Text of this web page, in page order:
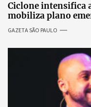
Ciclone intensifica
mobiliza plano
impactos no
GAZETA SÃO PAULO